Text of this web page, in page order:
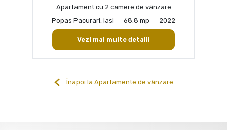
Apartament cu 2 camere de vânzare
Popas Pacurari, Iasi
68.8 mp 2022
Vezi mai multe detalii
Înapoi la Apartamente de vânzare